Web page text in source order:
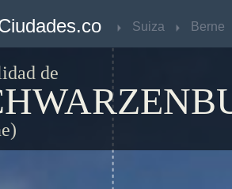
Suiza Berne
de
Suiza Berne